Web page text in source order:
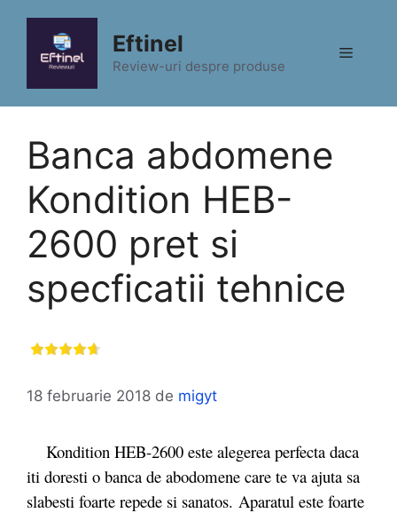
conținut
Eftinel
Review-uri despre produse
Meniu
Banca abdomene
Kondition HEB-
2600 pret si
specficatii tehnice
18 februarie 2018 de migyt
Kondition HEB-2600 este alegerea perfecta daca
iti doresti o banca de abodomene care te va ajuta sa
slabesti foarte repede si sanatos. Aparatul este foarte